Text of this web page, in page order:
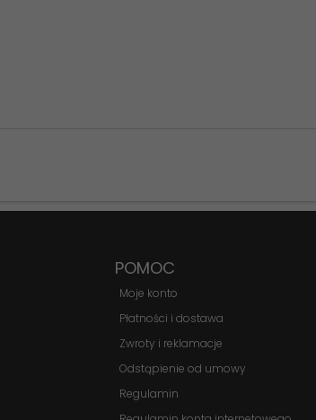
POMOC
Moje konto
Płatności i dostawa
Zwroty i reklamacje
Odstąpienie od umowy
Regulamin
nie są
do
strony
internetowej.
Abyśmy mogli